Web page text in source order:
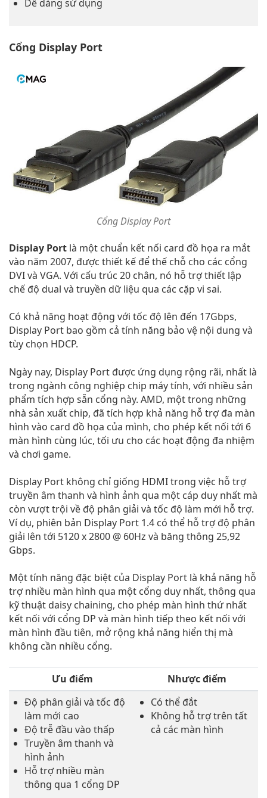
Dễ dàng sử dụng
Cổng Display Port
Cổng Display Port
Display Port là một chuẩn kết nối card đồ họa ra mắt
vào năm 2007, được thiết kế để thế chỗ cho các cổng
DVI và VGA. Với cấu trúc 20 chân, nó hỗ trợ thiết lập
chế độ dual và truyền dữ liệu qua các cặp vi sai.
Có khả năng hoạt động với tốc độ lên đến 17Gbps,
Display Port bao gồm cả tính năng bảo vệ nội dung và
tùy chọn HDCP.
Ngày nay, Display Port được ứng dụng rộng rãi, nhất là
trong ngành công nghiệp chip máy tính, với nhiều sản
phẩm tích hợp sẵn cổng này. AMD, một trong những
nhà sản xuất chip, đã tích hợp khả năng hỗ trợ đa màn
hình vào card đồ họa của mình, cho phép kết nối tới 6
màn hình cùng lúc, tối ưu cho các hoạt động đa nhiệm
và chơi game.
Display Port không chỉ giống HDMI trong việc hỗ trợ
truyền âm thanh và hình ảnh qua một cáp duy nhất mà
còn vượt trội về độ phân giải và tốc độ làm mới hỗ trợ.
Ví dụ, phiên bản Display Port 1.4 có thể hỗ trợ độ phân
giải lên tới 5120 x 2800 @ 60Hz và băng thông 25,92
Gbps.
Một tính năng đặc biệt của Display Port là khả năng hỗ
trợ nhiều màn hình qua một cổng duy nhất, thông qua
kỹ thuật daisy chaining, cho phép màn hình thứ nhất
kết nối với cổng DP và màn hình tiếp theo kết nối với
màn hình đầu tiên, mở rộng khả năng hiển thị mà
không cần nhiều cổng.
Ưu điểm
Nhược điểm
Độ phân giải và tốc độ
làm mới cao
Độ trễ đầu vào thấp
Truyền âm thanh và
hình ảnh
Hỗ trợ nhiều màn
thông qua 1 cổng DP
Có thể đắt
Không hỗ trợ trên tất
cả các màn hình